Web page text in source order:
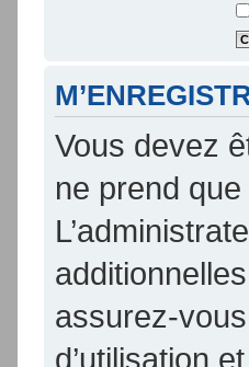
Vous devez
ne prend
assurez-
d’utilisation